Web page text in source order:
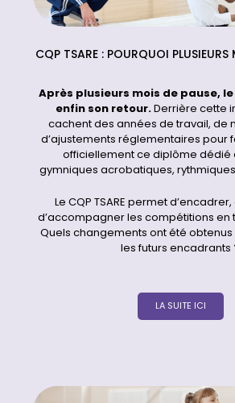
CQP TSARE : POURQUOI PLUSIEURS
Après plusieurs mois de pause, le
enfin son retour.Derrière cette
cachent des années de travail, de
d’ajustements réglementaires pour
officiellement ce diplôme dédié
gymniques acrobatiques,
Le CQP TSARE permet
d’accompagner les compétitions en
Quels changements ont été
les futurs encadrants
LA SUITE ICI